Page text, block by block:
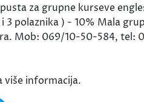
za grupne kurseve
3 polaznika ) - 10% Mala
Mob: 069/10-50-584, tel:
više informacija.